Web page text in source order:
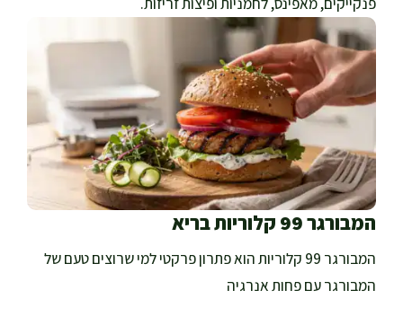
המבורגר 99 קלוריות בריא
המבורגר 99 קלוריות הוא פתרון פרקטי למי שרוצים טעם של
המבורגר עם פחות אנרגיה